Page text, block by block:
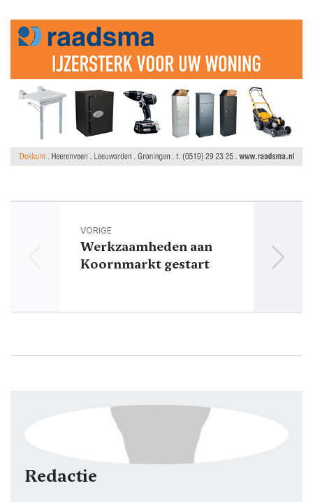
VORIGE
Werkzaamheden aan
Koornmarkt gestart
Redactie